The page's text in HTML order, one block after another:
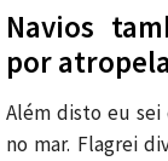
Navios
por
Além disto eu sei
no mar. Flagrei